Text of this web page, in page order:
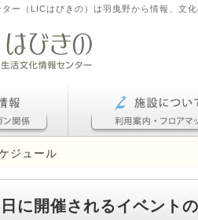
ー（LICはびきの）は羽曳野から情報、文
ジュール
に開催されるイベント